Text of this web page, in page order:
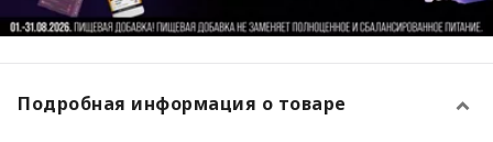
Подробная информация о товаре